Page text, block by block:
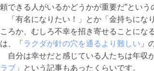
頼できる人がいるかどうかが重要だ”という
「有名になりたい！」とか「金持ちにな
ころか、むしろ不幸を招き寄せることにな
は、「 ラクダが針の穴を通るより難しい 」
自分は幸せだと感じている人たちは年収
ラブ 」という記事もあったくらいです。